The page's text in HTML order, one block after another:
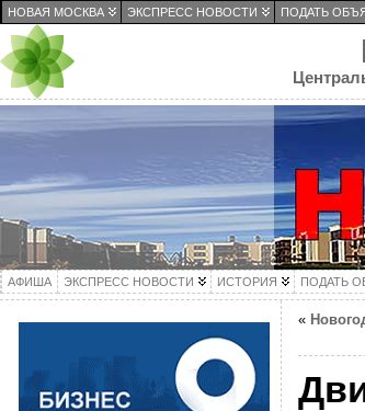
НОВАЯ МОСКВА ЭКСПРЕСС НОВОСТИ ПОДАТЬ
АФИША ЭКСПРЕСС НОВОСТИ ИСТОРИЯ ПОДАТЬ
«